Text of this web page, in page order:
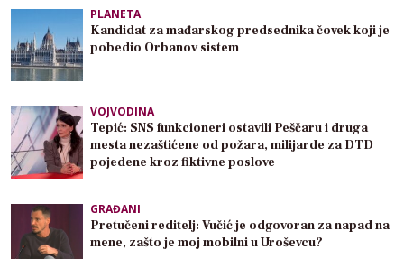
PLANETA
Kandidat za mađarskog predsednika čovek koji je
pobedio Orbanov sistem
VOJVODINA
Tepić: SNS funkcioneri ostavili Peščaru i druga
mesta nezaštićene od požara, milijarde za DTD
pojedene kroz fiktivne poslove
GRAĐANI
Pretučeni reditelj: Vučić je odgovoran za napad na
mene, zašto je moj mobilni u Uroševcu?